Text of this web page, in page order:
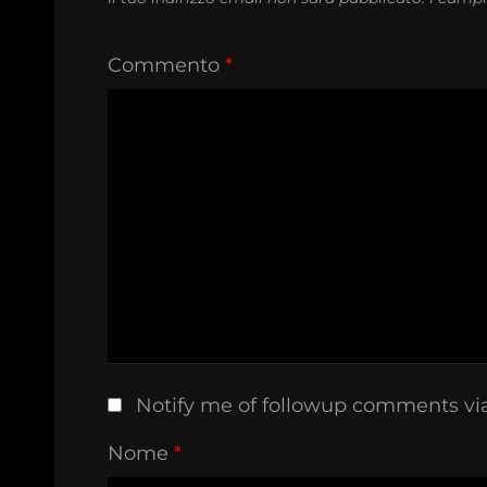
Commento *
Notify me of followup comments
Nome *